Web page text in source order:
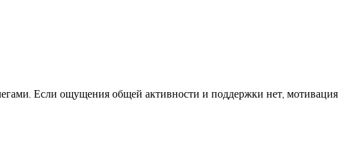
Если ощущения общей активности и поддержки нет, мотивация